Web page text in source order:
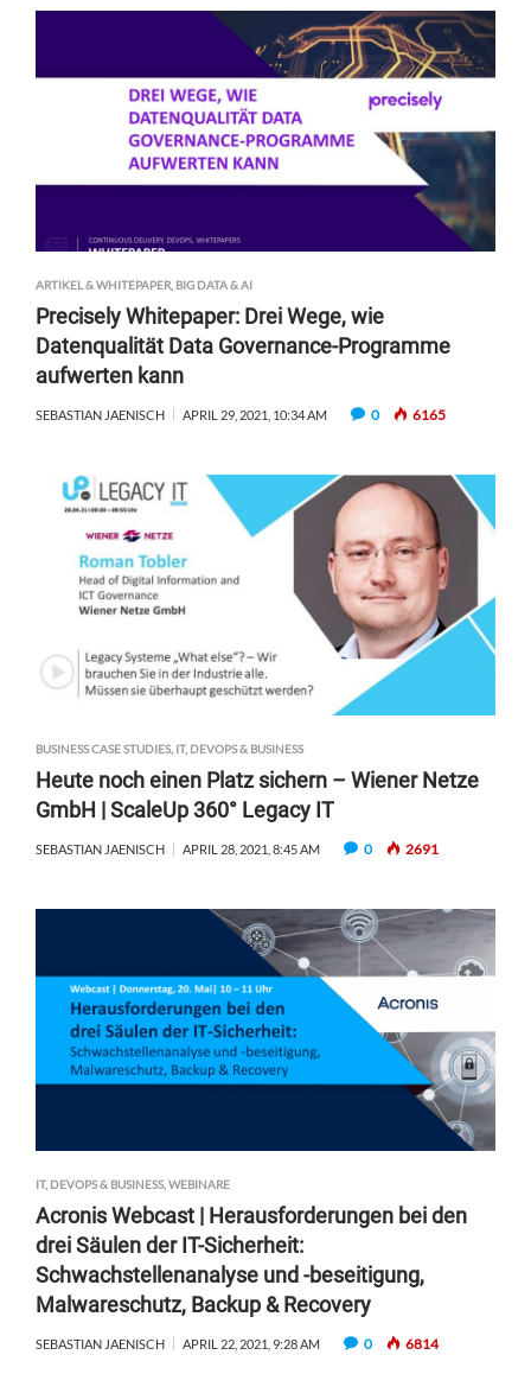
ARTIKEL & WHITEPAPER BIG DATA & AI
Precisely Whitepaper: Drei Wege, wie
Datenqualität Data Governance-Programme
aufwerten kann
SEBASTIAN JAENISCH APRIL 29, 2021, 10:34 AM 0 6165
BUSINESS CASE STUDIES, IT, DEVOPS & BUSINESS
Heute noch einen Platz sichern – Wiener Netze
GmbH | ScaleUp 360° Legacy IT
SEBASTIAN JAENISCH APRIL 28, 2021, 8:45 AM 0 2691
IT, DEVOPS & BUSINESS, WEBINARE
Acronis Webcast | Herausforderungen bei den
drei Säulen der IT-Sicherheit:
Schwachstellenanalyse und -beseitigung,
Malwareschutz, Backup & Recovery
SEBASTIAN JAENISCH APRIL 22, 2021, 9:28 AM 0 6814